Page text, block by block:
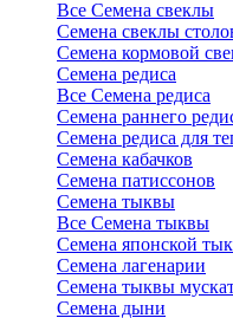
Все Семена свеклы
Семена свеклы
Семена кормовой
Семена редиса
Все Семена редиса
Семена раннего
Семена редиса для
Семена кабачков
Семена патиссонов
Семена тыквы
Все Семена тыквы
Семена японской
Семена лагенарии
Семена тыквы
Семена дыни